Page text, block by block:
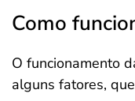
Como
O funcionamento
alguns fatores,